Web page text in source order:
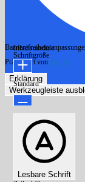
Präsentiert von OneTap
Erklärung
Werkzeugleiste
Inhaltsmodule
Schriftgröße
Standard
Lesbare Schrift